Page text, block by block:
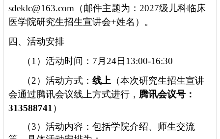
sdeklc@163.com （邮件主题为： 2027级 儿科临床
医学院研究生招生宣讲会+姓名 ）。
四、 活动安排
（1）活动时间： 7月 24日 13:00-16:30
（2）活动方式 ： 线上 （本次研究生招生宣讲
会通过腾讯会议线上方式进行， 腾讯会议号：
313588741 ）
（3）活动内容： 包括学院介绍、师生交流